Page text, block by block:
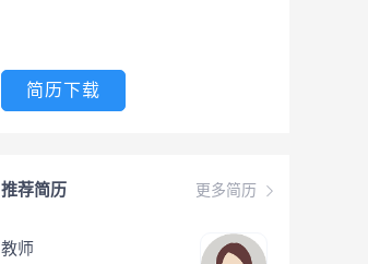
简历下载
更多简历
推荐简历
教师